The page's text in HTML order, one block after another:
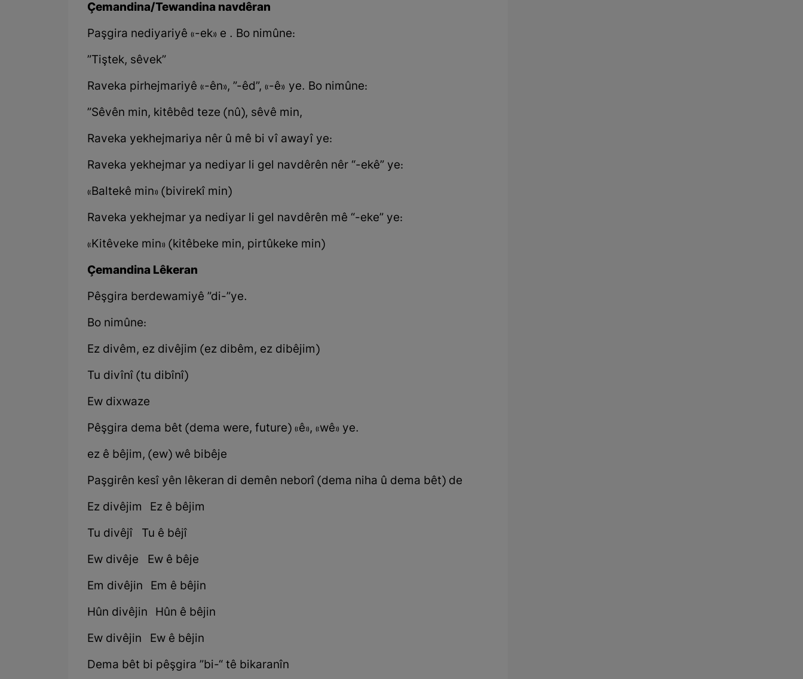
Çemandina/Tewandina navdêran
Paşgira nediyariyê «-ek» e . Bo nimûne:
”Tiştek, sêvek”
Raveka pirhejmariyê «-ên», ”-êd”, «-ê» ye. Bo nimûne:
”Sêvên min, kitêbêd teze (nû), sêvê min,
Raveka yekhejmariya nêr û mê bi vî awayî ye:
Raveka yekhejmar ya nediyar li gel navdêrên nêr “-ekê” ye:
«Baltekê min» (bivirekî min)
Raveka yekhejmar ya nediyar li gel navdêrên mê “-eke” ye:
«Kitêveke min» (kitêbeke min, pirtûkeke min)
Çemandina Lêkeran
Pêşgira berdewamiyê ”di-”ye.
Bo nimûne:
Ez divêm, ez divêjim (ez dibêm, ez dibêjim)
Tu divînî (tu dibînî)
Ew dixwaze
Pêşgira dema bêt (dema were, future) «ê», «wê» ye.
ez ê bêjim, (ew) wê bibêje
Paşgirên kesî yên lêkeran di demên neborî (dema niha û dema bêt) de
Ez divêjim Ez ê bêjim
Tu divêjî Tu ê bêjî
Ew divêje Ew ê bêje
Em divêjin Em ê bêjin
Hûn divêjin Hûn ê bêjin
Ew divêjin Ew ê bêjin
Dema bêt bi pêşgira ”bi-“ tê bikaranîn